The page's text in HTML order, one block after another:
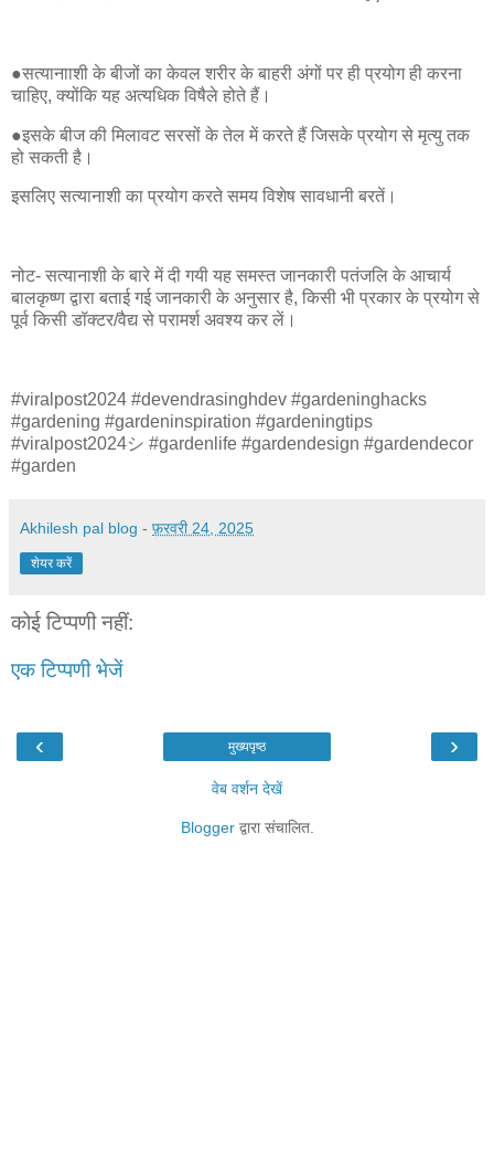
●सत्यानााशी के बीजों का केवल शरीर के बाहरी अंगों पर ही प्रयोग ही करना
चाहिए, क्योंकि यह अत्यधिक विषैले होते हैं।
●इसके बीज की मिलावट सरसों के तेल में करते हैं जिसके प्रयोग से मृत्यु तक
हो सकती है।
इसलिए सत्यानाशी का प्रयोग करते समय विशेष सावधानी बरतें।
नोट- सत्यानाशी के बारे में दी गयी यह समस्त जानकारी पतंजलि के आचार्य
बालकृष्ण द्वारा बताई गई जानकारी के अनुसार है, किसी भी प्रकार के प्रयोग से
पूर्व किसी डॉक्टर/वैद्य से परामर्श अवश्य कर लें।
#viralpost2024 #devendrasinghdev #gardeninghacks
#gardening #gardeninspiration #gardeningtips
#viralpost2024シ #gardenlife #gardendesign #gardendecor
#garden
Akhilesh pal blog - फ़रवरी 24, 2025
शेयर करें
कोई टिप्पणी नहीं:
एक टिप्पणी भेजें
‹ ›
मुख्यपृष्ठ
वेब वर्शन देखें
Bloggerद्वारा संचालित.